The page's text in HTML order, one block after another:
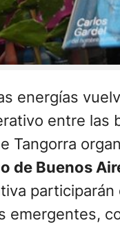
energías
entre las
Tangorra
de Buenos
emergentes,